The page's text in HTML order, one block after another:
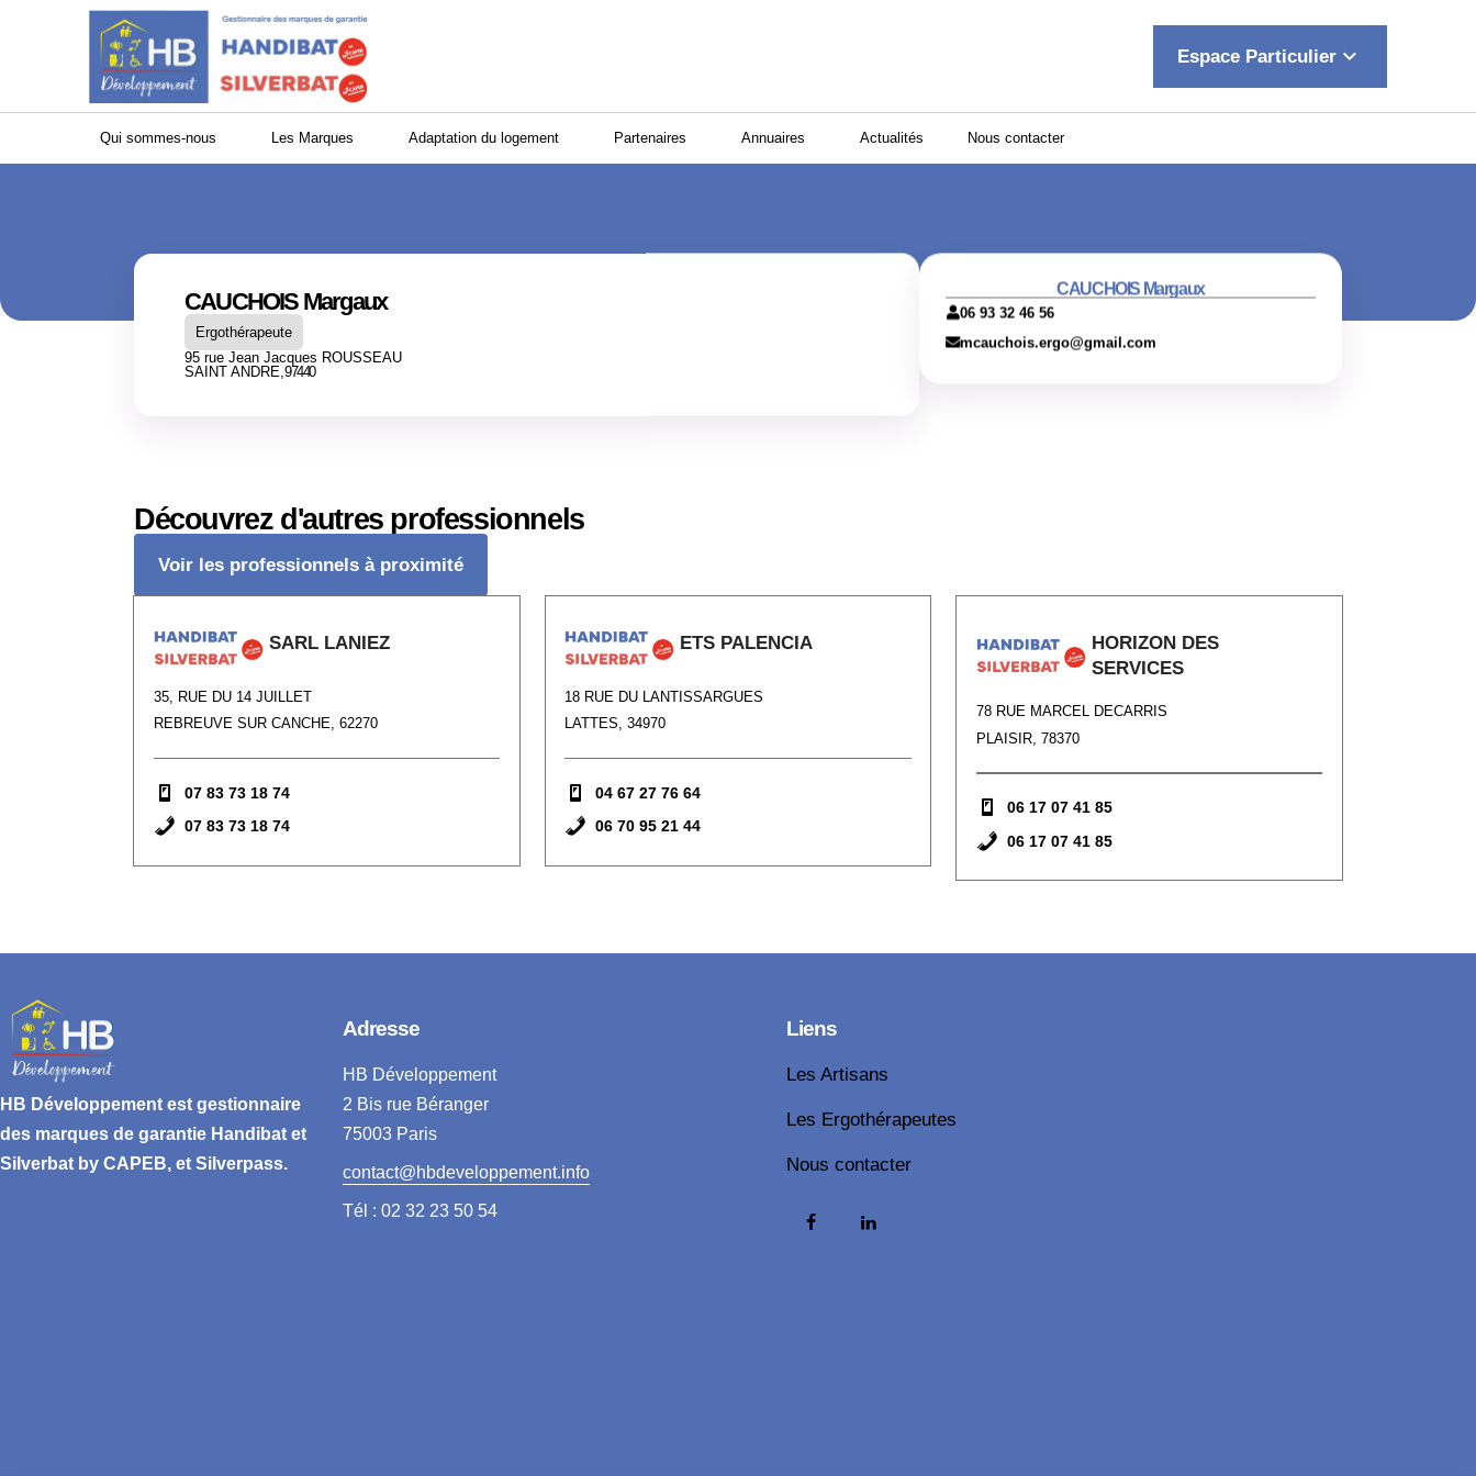
Panneau de gestion des cookies
Espace Particulier keyboard_arrow_down
Qui sommes-nous Les Marques Adaptation du logement Partenaires Annuaires Actualités Nous contacter
CAUCHOIS Margaux
Ergothérapeute
95 rue Jean Jacques ROUSSEAU
SAINT ANDRE, 97440
CAUCHOIS Margaux
06 93 32 46 56
mcauchois.ergo@gmail.com
Découvrez d'autres professionnels
Voir les professionnels à proximité
SARL LANIEZ
35, RUE DU 14 JUILLET
REBREUVE SUR CANCHE, 62270
07 83 73 18 74
07 83 73 18 74
ETS PALENCIA
18 RUE DU LANTISSARGUES
LATTES, 34970
04 67 27 76 64
06 70 95 21 44
HORIZON DES
SERVICES
78 RUE MARCEL DECARRIS
PLAISIR, 78370
06 17 07 41 85
06 17 07 41 85
HB Développement est gestionnaire
des marques de garantie Handibat et
Silverbat by CAPEB, et Silverpass.
Adresse
HB Développement
2 Bis rue Béranger
75003 Paris
contact@hbdeveloppement.info
Tél : 02 32 23 50 54
Liens
Les Artisans
Les Ergothérapeutes
Nous contacter